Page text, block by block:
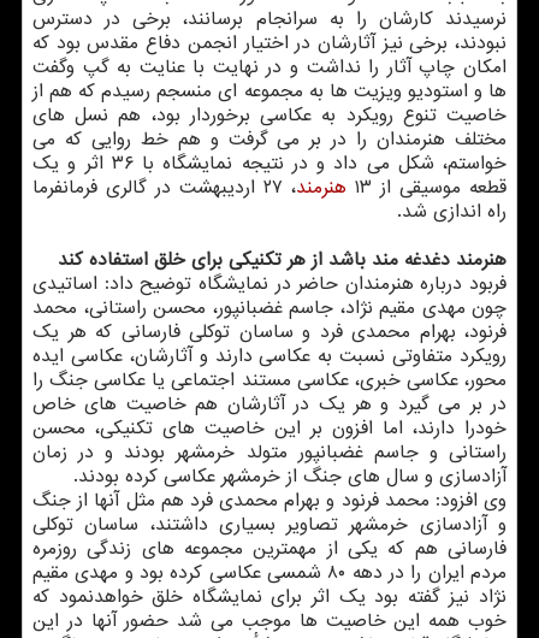
نرسیدند كارشان را به سرانجام برسانند، برخی در دسترس
نبودند، برخی نیز آثارشان در اختیار انجمن دفاع مقدس بود كه
امكان چاپ آثار را نداشت و در نهایت با عنایت به گپ وگفت
ها و استودیو ویزیت ها به مجموعه ای منسجم رسیدم كه هم از
خاصیت تنوع رویكرد به عكاسی برخوردار بود، هم نسل های
مختلف هنرمندان را در بر می گرفت و هم خط روایی كه می
خواستم، شكل می داد و در نتیجه نمایشگاه با ۳۶ اثر و یك
قطعه موسیقی از ۱۳
هنرمند
، ۲۷ اردیبهشت در گالری فرمانفرما
راه اندازی شد.
هنرمند دغدغه مند باشد از هر تكنیكی برای خلق استفاده كند
فربود درباره هنرمندان حاضر در نمایشگاه توضیح داد: اساتیدی
چون مهدی مقیم نژاد، جاسم غضبانپور، محسن راستانی، محمد
فرنود، بهرام محمدی فرد و ساسان توكلی فارسانی كه هر یك
رویكرد متفاوتی نسبت به عكاسی دارند و آثارشان، عكاسی ایده
محور، عكاسی خبری، عكاسی مستند اجتماعی یا عكاسی جنگ را
در بر می گیرد و هر یك در آثارشان هم خاصیت های خاص
خودرا دارند، اما افزون بر این خاصیت های تكنیكی، محسن
راستانی و جاسم غضبانپور متولد خرمشهر بودند و در زمان
آزادسازی و سال های جنگ از خرمشهر عكاسی كرده بودند.
وی افزود: محمد فرنود و بهرام محمدی فرد هم مثل آنها از جنگ
و آزادسازی خرمشهر تصاویر بسیاری داشتند، ساسان توكلی
فارسانی هم كه یكی از مهمترین مجموعه های زندگی روزمره
مردم ایران را در دهه ۸۰ شمسی عكاسی كرده بود و مهدی مقیم
نژاد نیز گفته بود یك اثر برای نمایشگاه خلق خواهدنمود كه
خوب همه این خاصیت ها موجب می شد حضور آنها در این